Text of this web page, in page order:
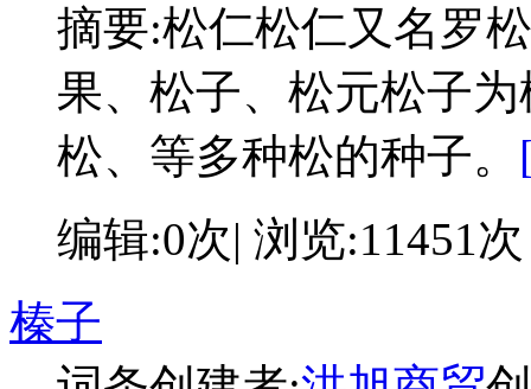
摘要:松仁松仁又名罗
果、松子、松元松子
松、等多种松的种子。
编辑:0次| 浏览:11451次
榛子